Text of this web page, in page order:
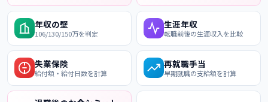
年収の壁
106/130/150万を判定
生涯年収
転職前後の生涯収入を比較
失業保険
給付額・給付日数を計算
再就職手当
早期就職の支給額を計算